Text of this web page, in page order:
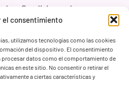
el consentimiento
utilizamos tecnologías como las cookies
del dispositivo. El consentimiento
datos como el comportamiento de
en este sitio. No consentir o retirar el
a ciertas características y
Condiciones de uso
de cookies